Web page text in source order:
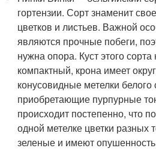
гортензии. Сорт знаменит
цветков и листьев. Важной
являются прочные побеги,
нужна опора. Куст этого
компактный, крона имеет
конусовидные метелки белого
приобретающие пурпурные
происходит постепенно, что
одной метелке цветки разных
зеленые и имеют